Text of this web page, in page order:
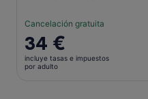
Cancelación gratuita
El
precio
es
34 €
incluye tasas e impuestos
por adulto